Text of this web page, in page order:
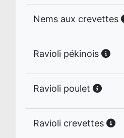
Nems aux crevettes
Ravioli pékinois
Ravioli poulet
Ravioli crevettes